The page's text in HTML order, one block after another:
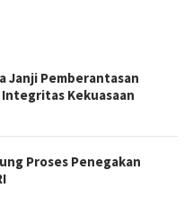
Janji Pemberantasan
Kekuasaan
Proses Penegakan